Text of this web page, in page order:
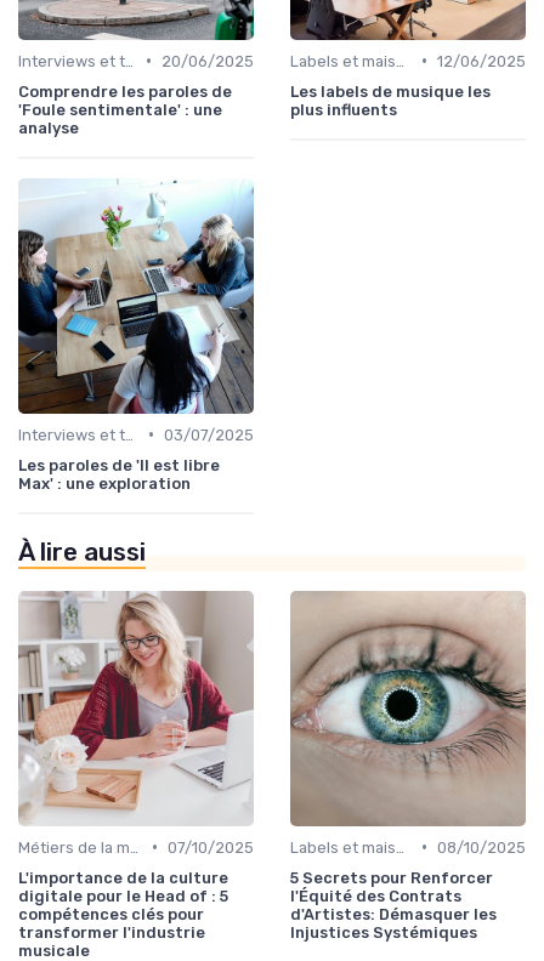
•
20/06/2025
Comprendre les paroles de
'Foule sentimentale' : une
analyse
• 12/06/2025
Les labels de musique les
plus influents
• 03/07/2025
Les paroles de 'Il est libre
Max' : une exploration
À lire aussi
• 07/10/2025
L'importance de la culture
digitale pour le Head of : 5
compétences clés pour
transformer l'industrie
musicale
• 08/10/2025
5 Secrets pour Renforcer
l'Équité des Contrats
d'Artistes: Démasquer les
Injustices Systémiques